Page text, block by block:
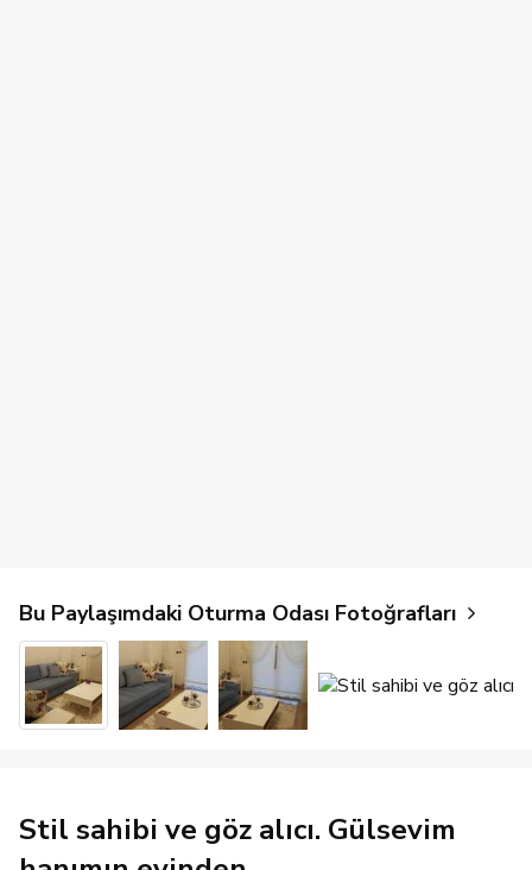
Bu Paylaşımdaki Oturma Odası Fotoğrafları
Stil sahibi ve göz alıcı. Gülsevim